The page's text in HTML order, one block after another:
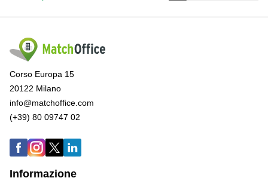
Corso Europa 15
20122 Milano
info@matchoffice.com
(+39) 80 09747 02
Informazione